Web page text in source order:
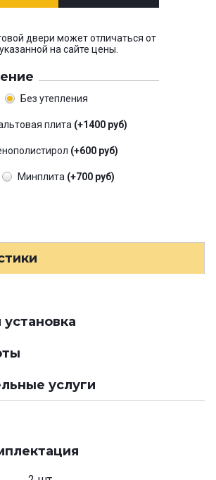
двери может отличаться от
указанной на сайте цены.
Без утепления
плита (+1400 руб)
(+600 руб)
Минплита (+700 руб)
услуги